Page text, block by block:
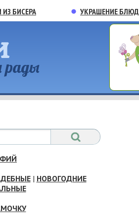
БИСЕРА УКРАШЕНИЕ БЛЮД
рады
| НОВОГОДНИЕ